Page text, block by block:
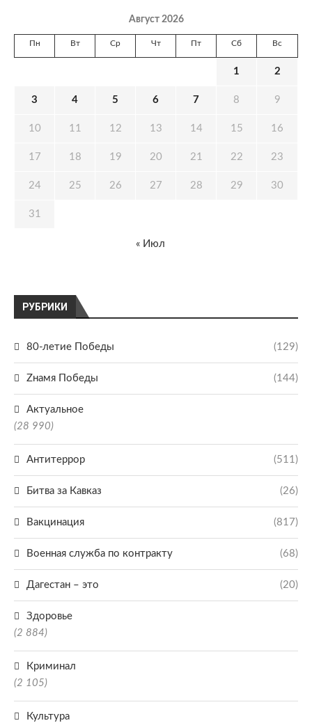
РУБРИКИ
80-летие Победы (129)
Zнамя Победы (144)
Актуальное
(28 990)
Антитеррор (511)
Битва за Кавказ (26)
Вакцинация (817)
Военная служба по контракту (68)
Дагестан – это (20)
Здоровье
(2 884)
Криминал
(2 105)
Культура
Август 2026
Пн Вт Ср Чт Пт Сб Вс
1 2
3 4 5 6 7 8 9
10 11 12 13 14 15 16
17 18 19 20 21 22 23
24 25 26 27 28 29 30
31
« Июл